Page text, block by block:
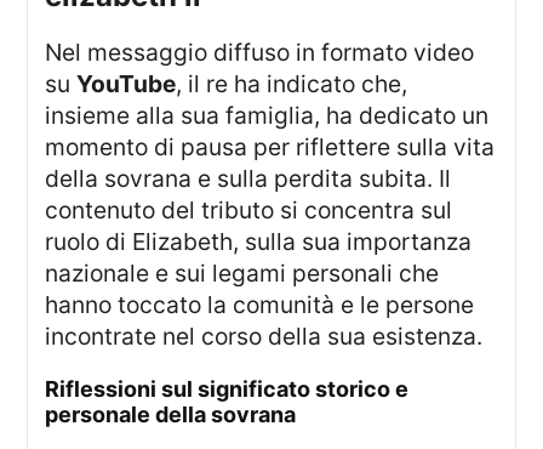
Nel messaggio diffuso in formato video
suYouTube, il re ha indicato che,
insieme alla sua famiglia, ha dedicato un
momento di pausa per riflettere sulla vita
della sovrana e sulla perdita subita. Il
contenuto del tributo si concentra sul
ruolo di Elizabeth, sulla sua importanza
nazionale e sui legami personali che
hanno toccato la comunità e le persone
incontrate nel corso della sua esistenza.
riflessioni sul significato storico e
personale della sovrana